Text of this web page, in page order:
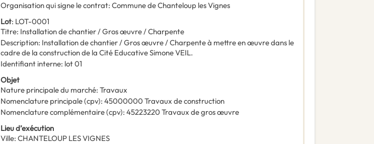
Organisation qui signe le contrat: Commune de Chanteloup les Vignes
Lot: LOT-0001
Titre: Installation de chantier / Gros œuvre / Charpente
Description: Installation de chantier / Gros œuvre / Charpente à mettre en œuvre dans le
cadre de la construction de la Cité Educative Simone VEIL.
Identifiant interne: lot 01
Objet
Nature principale du marché: Travaux
Nomenclature principale(cpv): 45000000 Travaux de construction
Nomenclature complémentaire(cpv): 45223220 Travaux de gros œuvre
Lieu d’exécution
Ville: CHANTELOUP LES VIGNES